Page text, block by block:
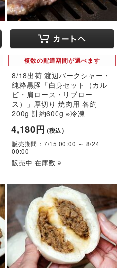
複数の配達期間が選べます
8/18出荷 渡辺バークシャー・
純粋黒豚「白身セット（カル
ビ・肩ロース・リブロー
ス）」厚切り 焼肉用 各約
200g 計約600g ※冷凍
4,180円（税込）
販売期間：7/15 00:00 ～ 8/24
00:00
販売中 在庫数 9